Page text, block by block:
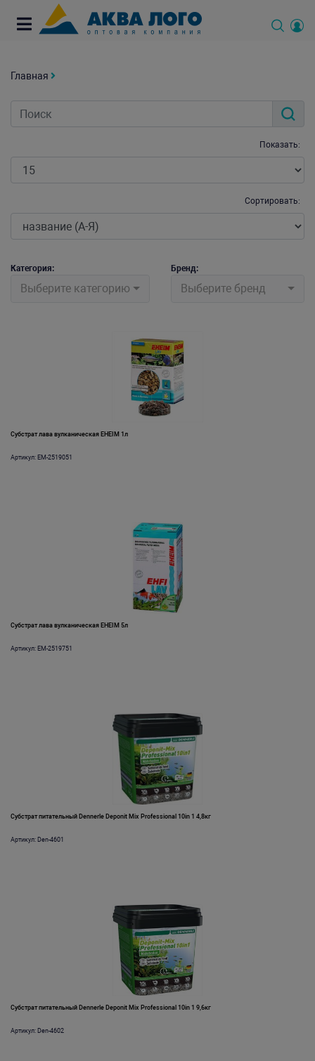
Главная
Показать:
Сортировать:
Категория:
Выберите категорию
Бренд:
Выберите бренд
Субстрат лава вулканическая EHEIM 1л
Артикул: EM-2519051
Субстрат лава вулканическая EHEIM 5л
Артикул: EM-2519751
Субстрат питательный Dennerle Deponit Mix Professional 10in 1 4,8кг
Артикул: Den-4601
Субстрат питательный Dennerle Deponit Mix Professional 10in 1 9,6кг
Артикул: Den-4602